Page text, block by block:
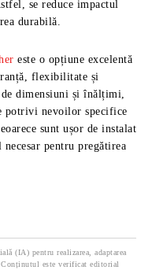
se reduce impactul
durabilă.
este o opțiune excelentă
flexibilitate și
dimensiuni și înălțimi,
potrivi nevoilor specifice
sunt ușor de instalat
pentru pregătirea
(IA) pentru realizarea, adaptarea
este verificat editorial